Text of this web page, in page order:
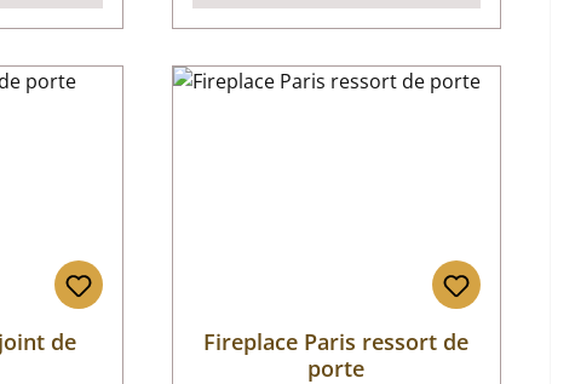
de
Fireplace Paris ressort de
porte